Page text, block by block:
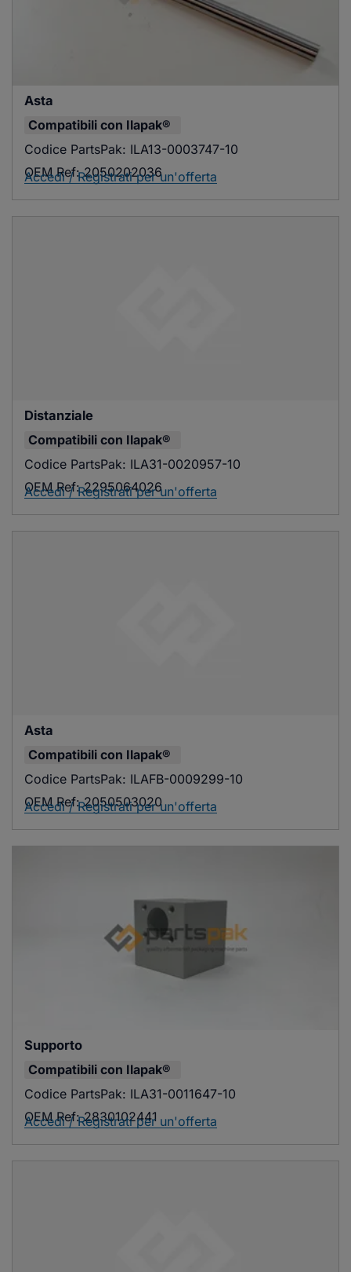
Asta
Compatibili con Ilapak®
Codice PartsPak: ILA13-0003747-10
OEM Ref: 2050202036
Accedi / Registrati per un'offerta
Distanziale
Compatibili con Ilapak®
Codice PartsPak: ILA31-0020957-10
OEM Ref: 2295064026
Accedi / Registrati per un'offerta
Asta
Compatibili con Ilapak®
Codice PartsPak: ILAFB-0009299-10
OEM Ref: 2050503020
Accedi / Registrati per un'offerta
Supporto
Compatibili con Ilapak®
Codice PartsPak: ILA31-0011647-10
OEM Ref: 2830102441
Accedi / Registrati per un'offerta